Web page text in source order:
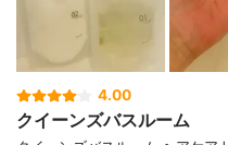
4.00
クイーンズバスルーム